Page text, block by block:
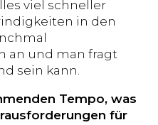
viel schneller
in den
an und man fragt
sein kann.
Tempo, was
für